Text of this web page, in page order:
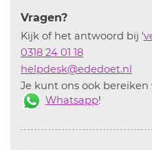
Vragen?
Kijk of het antwoord bij '
0318 24 01 18
helpdesk@ededoet.nl
Je kunt ons ook bereiken
Whatsapp!